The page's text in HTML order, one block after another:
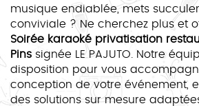
musique endiablée, mets
conviviale ? Ne cherchez plus et
Soirée karaoké privatisation
Pins signée LE PAJUTO. Notre
disposition pour vous
conception de votre événement,
des solutions sur mesure